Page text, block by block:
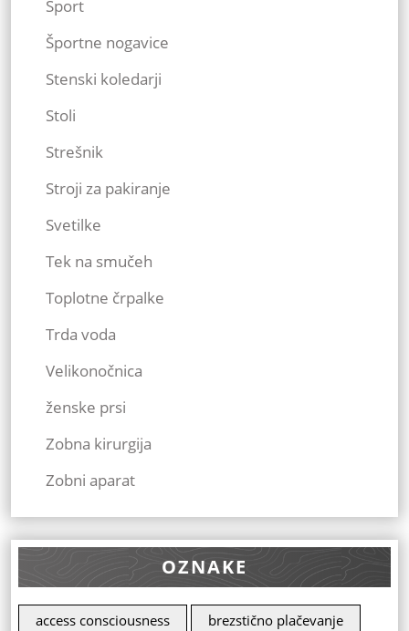
Šport
Športne nogavice
Stenski koledarji
Stoli
Strešnik
Stroji za pakiranje
Svetilke
Tek na smučeh
Toplotne črpalke
Trda voda
Velikonočnica
ženske prsi
Zobna kirurgija
Zobni aparat
OZNAKE
access consciousness
brezstično plačevanje